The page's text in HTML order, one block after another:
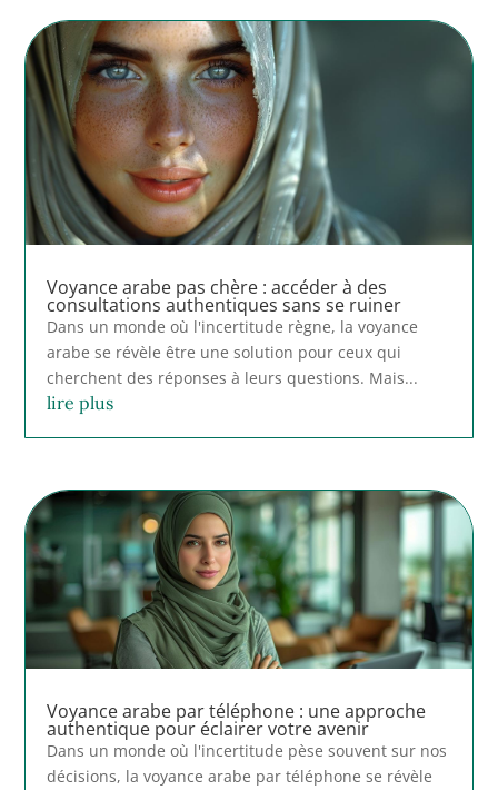
Voyance arabe pas chère : accéder à des
consultations authentiques sans se ruiner
Dans un monde où l'incertitude règne, la voyance
arabe se révèle être une solution pour ceux qui
cherchent des réponses à leurs questions. Mais...
lire plus
Voyance arabe par téléphone : une approche
authentique pour éclairer votre avenir
Dans un monde où l'incertitude pèse souvent sur nos
décisions, la voyance arabe par téléphone se révèle